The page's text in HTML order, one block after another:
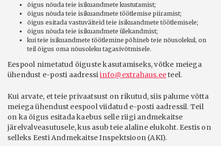
õigus nõuda teie isikuandmete kustutamist;
õigus nõuda teie isikuandmete töötlemise piiramist;
õigus esitada vastuväiteid teie isikuandmete töötlemisele;
õigus nõuda teie isikuandmete ülekandmist;
kui teie isikuandmete töötlemine põhineb teie nõusolekul, on
teil õigus oma nõusoleku tagasivõtmisele.
Eespool nimetatud õiguste kasutamiseks, võtke meiega
ühendust e-posti aadressiinfo@extrahaus.eeteel.
Kui arvate, et teie privaatsust on rikutud, siis palume võtta
meiega ühendust eespool viidatud e-posti aadressil. Teil
on ka õigus esitada kaebus selle riigi andmekaitse
järelvalveasutusele, kus asub teie alaline elukoht. Eestis on
selleks Eesti Andmekaitse Inspektsioon (AKI).